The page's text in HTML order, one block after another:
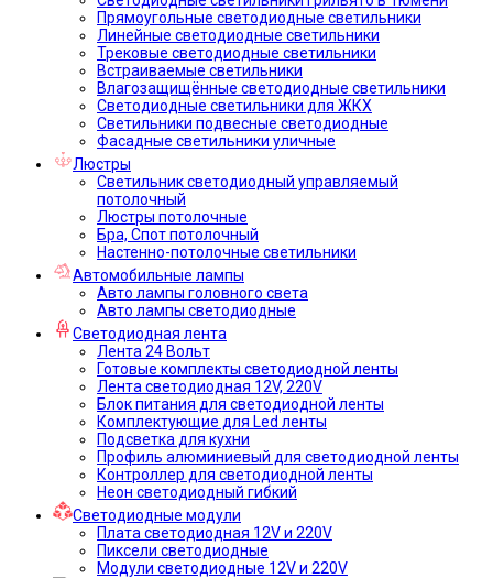
Прямоугольные светодиодные светильники
Линейные светодиодные светильники
Трековые светодиодные светильники
Встраиваемые светильники
Влагозащищённые светодиодные светильники
Светодиодные светильники для ЖКХ
Светильники подвесные светодиодные
Фасадные светильники уличные
Люстры
Светильник светодиодный управляемый
потолочный
Люстры потолочные
Бра, Спот потолочный
Настенно-потолочные светильники
Автомобильные лампы
Авто лампы головного света
Авто лампы светодиодные
Светодиодная лента
Лента 24 Вольт
Готовые комплекты светодиодной ленты
Лента светодиодная 12V, 220V
Блок питания для светодиодной ленты
Комплектующие для Led ленты
Подсветка для кухни
Профиль алюминиевый для светодиодной ленты
Контроллер для светодиодной ленты
Неон светодиодный гибкий
Светодиодные модули
Плата светодиодная 12V и 220V
Пиксели светодиодные
Модули светодиодные 12V и 220V